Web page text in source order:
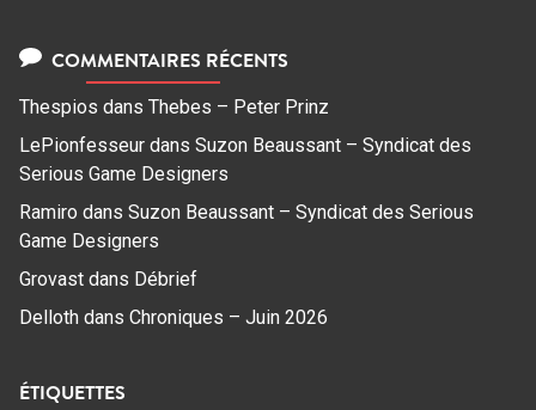
COMMENTAIRES RÉCENTS
Thespios dans Thebes – Peter Prinz
LePionfesseur dans Suzon Beaussant – Syndicat des
Serious Game Designers
Ramiro dans Suzon Beaussant – Syndicat des Serious
Game Designers
Grovast dans Débrief
Delloth dans Chroniques – Juin 2026
ÉTIQUETTES